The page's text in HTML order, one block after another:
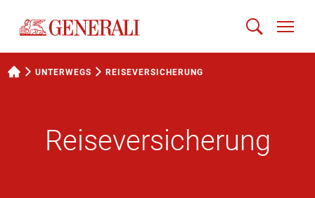
UNTERWEGS REISE­VERSICHERUNG
Reise­versicherung